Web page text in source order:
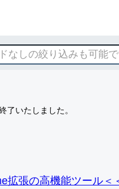
了いたしました。
拡張の高機能ツール＜